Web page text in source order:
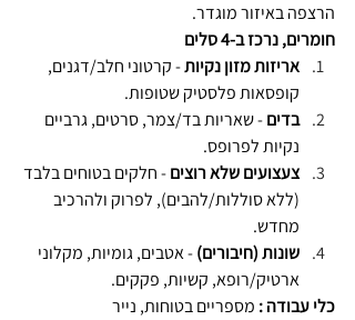
הרצפה באיזור מוגדר.
חומרים, נרכז ב-4 סלים
אריזות מזון נקיות - קרטוני חלב/דגנים,
קופסאות פלסטיק שטופות.
בדים - שאריות בד/צמר, סרטים, גרביים
נקיות לפרופס.
צעצועים שלא רוצים - חלקים בטוחים בלבד
(ללא סוללות/להבים), לפרוק ולהרכיב
מחדש.
שונות (חיבורים) - אטבים, גומיות, מקלוני
ארטיק/רופא, קשיות, פקקים.
כלי עבודה : מספריים בטוחות, נייר